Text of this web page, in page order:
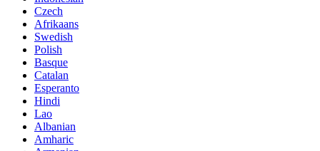
Czech
Afrikaans
Swedish
Polish
Basque
Catalan
Esperanto
Hindi
Lao
Albanian
Amharic